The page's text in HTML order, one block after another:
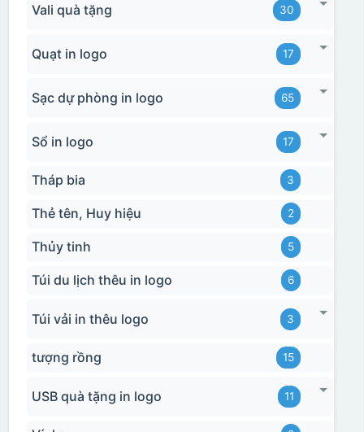
Vali quà tặng 30
Quạt in logo 17
Sạc dự phòng in logo 65
Sổ in logo 17
Tháp bia 3
Thẻ tên, Huy hiệu 2
Thủy tinh 5
Túi du lịch thêu in logo 6
Túi vải in thêu logo 3
tượng rồng 15
USB quà tặng in logo 11